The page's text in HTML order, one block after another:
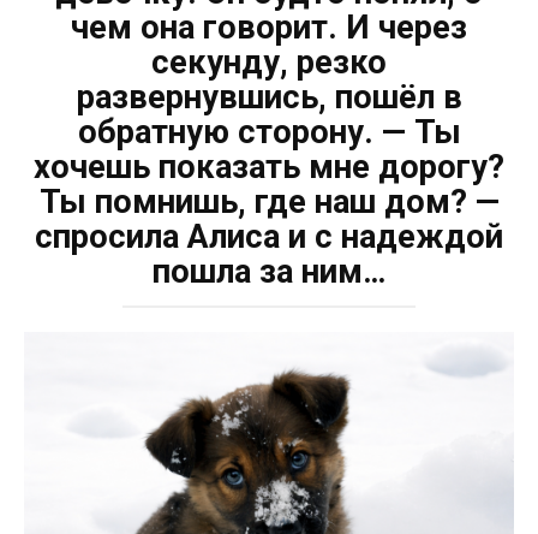
чем она говорит. И через
секунду, резко
развернувшись, пошёл в
обратную сторону. — Ты
хочешь показать мне дорогу?
Ты помнишь, где наш дом? —
спросила Алиса и с надеждой
пошла за ним…